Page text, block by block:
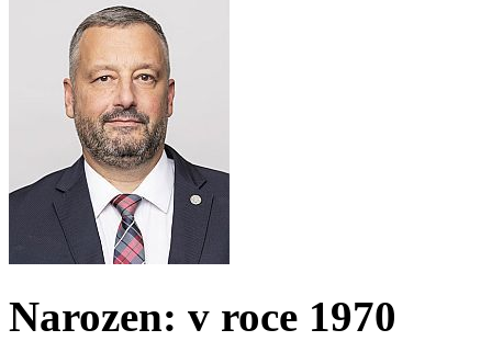
Narozen: v roce 1970